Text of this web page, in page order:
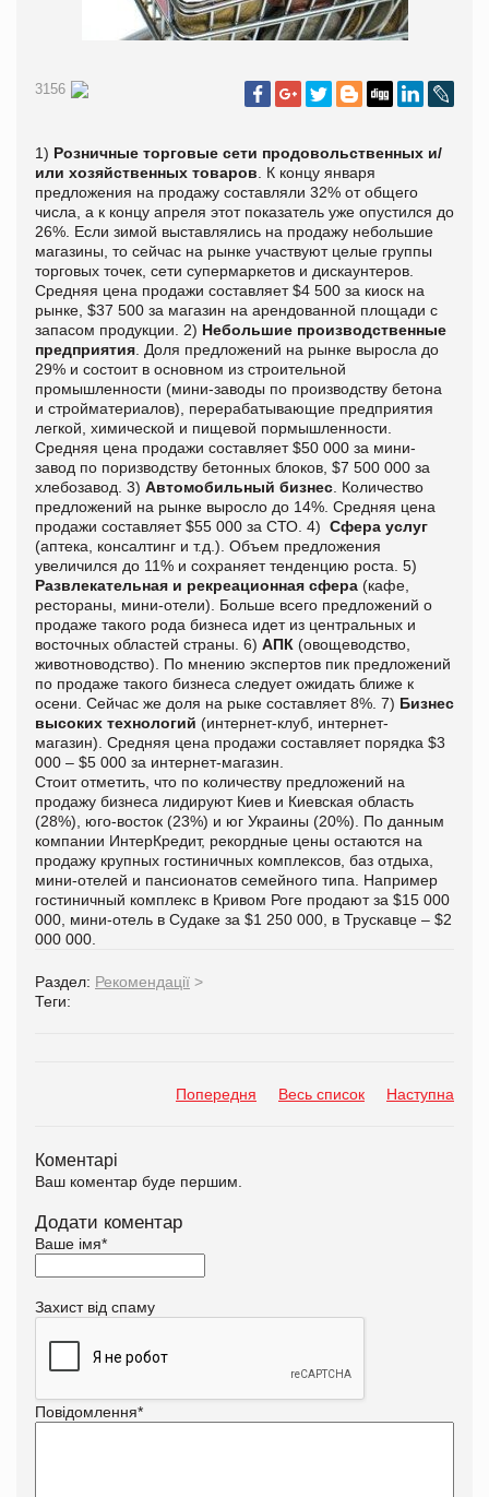
3156
1) Розничные торговые сети продовольственных и/
или хозяйственных товаров . К концу января
предложения на продажу составляли 32% от общего
числа, а к концу апреля этот показатель уже опустился до
26%. Если зимой выставлялись на продажу небольшие
магазины, то сейчас на рынке участвуют целые группы
торговых точек, сети супермаркетов и дискаунтеров.
Средняя цена продажи составляет $4 500 за киоск на
рынке, $37 500 за магазин на арендованной площади с
запасом продукции. 2) Небольшие производственные
предприятия . Доля предложений на рынке выросла до
29% и состоит в основном из строительной
промышленности (мини-заводы по производству бетона
и стройматериалов), перерабатывающие предприятия
легкой, химической и пищевой пормышленности.
Средняя цена продажи составляет $50 000 за мини-
завод по поризводству бетонных блоков, $7 500 000 за
хлебозавод. 3) Автомобильный бизнес . Количество
предложений на рынке выросло до 14%. Средняя цена
продажи составляет $55 000 за СТО. 4) Сфера услуг
(аптека, консалтинг и т.д.). Объем предложения
увеличился до 11% и сохраняет тенденцию роста. 5)
Развлекательная и рекреационная сфера (кафе,
рестораны, мини-отели). Больше всего предложений о
продаже такого рода бизнеса идет из центральных и
восточных областей страны. 6) АПК (овощеводство,
животноводство). По мнению экспертов пик предложений
по продаже такого бизнеса следует ожидать ближе к
осени. Сейчас же доля на рыке составляет 8%. 7) Бизнес
высоких технологий (интернет-клуб, интернет-
магазин). Средняя цена продажи составляет порядка $3
000 – $5 000 за интернет-магазин.
Стоит отметить, что по количеству предложений на
продажу бизнеса лидируют Киев и Киевская область
(28%), юго-восток (23%) и юг Украины (20%). По данным
компании ИнтерКредит, рекордные цены остаются на
продажу крупных гостиничных комплексов, баз отдыха,
мини-отелей и пансионатов семейного типа. Например
гостиничный комплекс в Кривом Роге продают за $15 000
000, мини-отель в Судаке за $1 250 000, в Трускавце – $2
000 000.
Раздел: Рекомендації >
Теги:
Попередня Весь список Наступна
Коментарі
Ваш коментар буде першим.
Додати коментар
Ваше імя*
Захист від спаму
Повідомлення*